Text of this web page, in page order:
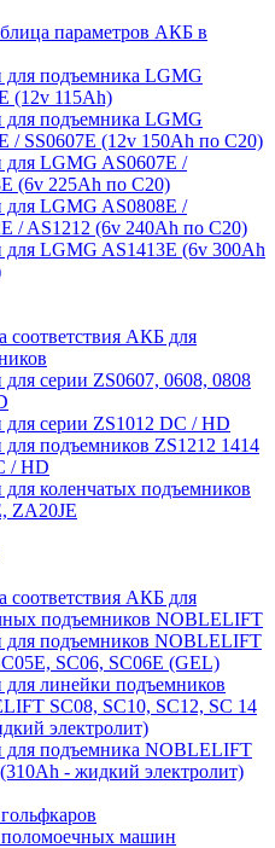
параметров АКБ в
для подъемника LGMG
(12v 115Ah)
для подъемника LGMG
/ SS0607E (12v 150Ah по С20)
для LGMG AS0607E /
(6v 225Ah по С20)
для LGMG AS0808E /
/ AS1212 (6v 240Ah по С20)
для LGMG AS1413E (6v 300Ah
соответствия АКБ для
для серии ZS0607, 0608, 0808
для серии ZS1012 DC / HD
для подъемников ZS1212 1414
/ HD
для коленчатых подъемников
ZA20JE
соответствия АКБ для
подъемников NOBLELIFT
для подъемников NOBLELIFT
SC06, SC06E (GEL)
для линейки подъемников
SC08, SC10, SC12, SC 14
электролит)
для подъемника NOBLELIFT
- жидкий электролит)
машин